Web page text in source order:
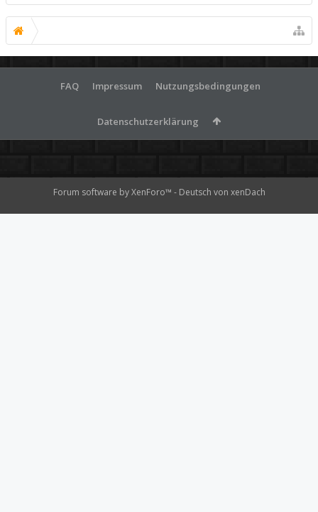
FAQ Impressum Nutzungsbedingungen
Datenschutzerklärung
Forum software by XenForo™ - Deutsch von xenDach